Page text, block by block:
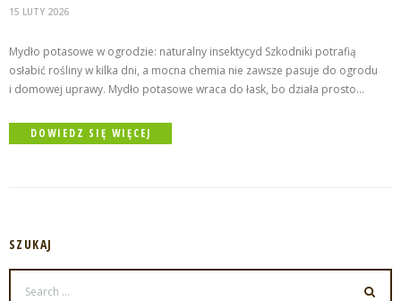
15 LUTY 2026
Mydło potasowe w ogrodzie: naturalny insektycyd Szkodniki potrafią
osłabić rośliny w kilka dni, a mocna chemia nie zawsze pasuje do ogrodu
i domowej uprawy. Mydło potasowe wraca do łask, bo działa prosto...
DOWIEDZ SIĘ WIĘCEJ
SZUKAJ